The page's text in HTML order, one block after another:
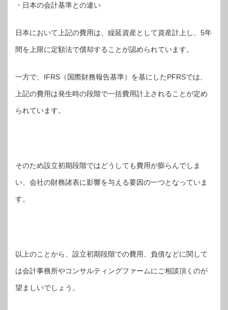
・日本の会計基準との違い
日本において上記の費用は、繰延資産として資産計上し、5年
間を上限に定額法で償却することが認められています。
一方で、IFRS（国際財務報告基準）を基にしたPFRSでは、
上記の費用は発生時の段階で一括費用計上されることが定め
られています。
そのため設立初期段階ではどうしても費用が膨らんでしま
い、会社の財務諸表に影響を与える要因の一つとなっていま
す。
以上のことから、設立初期段階での費用、負債などに関して
は会計事務所やコンサルティングファームにご相談頂くのが
望ましいでしょう。